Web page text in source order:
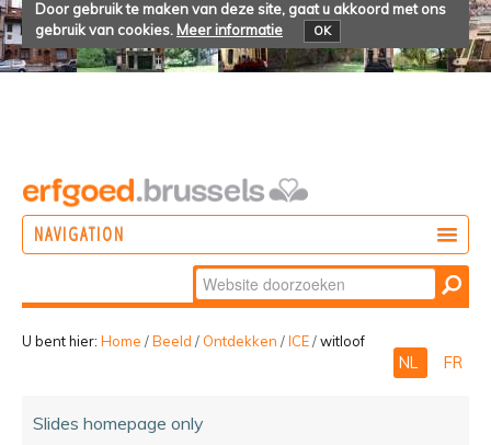
Door gebruik te maken van deze site, gaat u akkoord met ons
gebruik van cookies. Meer informatie OK
NAVIGATION
Zoek
Geavanceerd
zoeken...
U bent hier: Home /Beeld / Ontdekken /ICE/witloof
NL FR
Slides homepage only